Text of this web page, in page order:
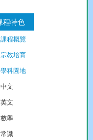
程特色
課程概覽
宗教培育
學科園地
中文
英文
數學
常識